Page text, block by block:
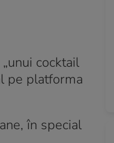
cocktail
pe platforma
în special